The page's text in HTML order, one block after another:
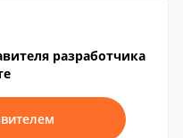
разработчика